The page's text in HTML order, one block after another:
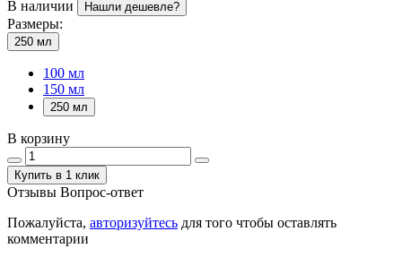
В наличии Нашли дешевле?
Размеры:
250 мл
100 мл
150 мл
250 мл
В корзину
Купить в 1 клик
Отзывы Вопрос-ответ
Пожалуйста, авторизуйтесь для того чтобы оставлять
комментарии